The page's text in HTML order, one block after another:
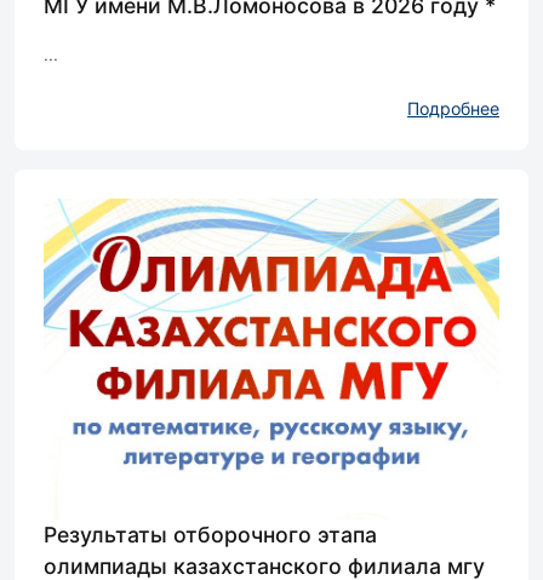
МГУ имени М.В.Ломоносова в 2026 году *
...
Подробнее
Результаты отборочного этапа
олимпиады казахстанского филиала мгу